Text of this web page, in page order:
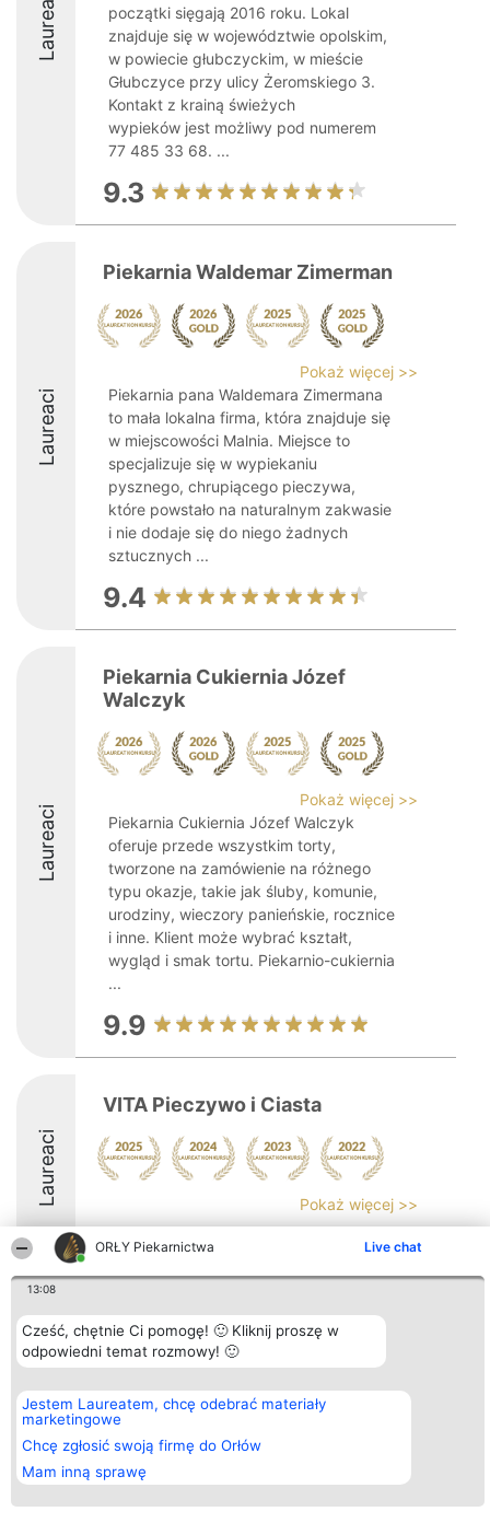
ORŁY Piekarnictwa Live chat
13:08
Cześć, chętnie Ci pomogę! 🙂 Kliknij proszę w
odpowiedni temat rozmowy! 🙂
Jestem Laureatem, chcę odebrać materiały
marketingowe
Chcę zgłosić swoją firmę do Orłów
Mam inną sprawę
Laureaci
początki sięgają 2016 roku. Lokal
znajduje się w województwie opolskim,
w powiecie głubczyckim, w mieście
Głubczyce przy ulicy Żeromskiego 3.
Kontakt z krainą świeżych
wypieków jest możliwy pod numerem
77 485 33 68. ...
9.3
Laureaci
Piekarnia Waldemar Zimerman
Pokaż więcej >>
Piekarnia pana Waldemara Zimermana
to mała lokalna firma, która znajduje się
w miejscowości Malnia. Miejsce to
specjalizuje się w wypiekaniu
pysznego, chrupiącego pieczywa,
które powstało na naturalnym zakwasie
i nie dodaje się do niego żadnych
sztucznych ...
9.4
Laureaci
Piekarnia Cukiernia Józef
Walczyk
Pokaż więcej >>
Piekarnia Cukiernia Józef Walczyk
oferuje przede wszystkim torty,
tworzone na zamówienie na różnego
typu okazje, takie jak śluby, komunie,
urodziny, wieczory panieńskie, rocznice
i inne. Klient może wybrać kształt,
wygląd i smak tortu. Piekarnio-cukiernia
...
9.9
Laureaci
VITA Pieczywo i Ciasta
Pokaż więcej >>
Organizator plebiscytu
Bright Side Solutions sp. z o.
o. sp. k.
ul. Ruska 22
Wrocław 50-079
KRS 0000749100 | Regon
381313360 | NIP 8943132676
+48 508 492 400
Plebiscyt
Laureaci
Lista
wszystkich
Laureatów
Zasady
Polityka
Prywatności
Kontakt
Kontakt